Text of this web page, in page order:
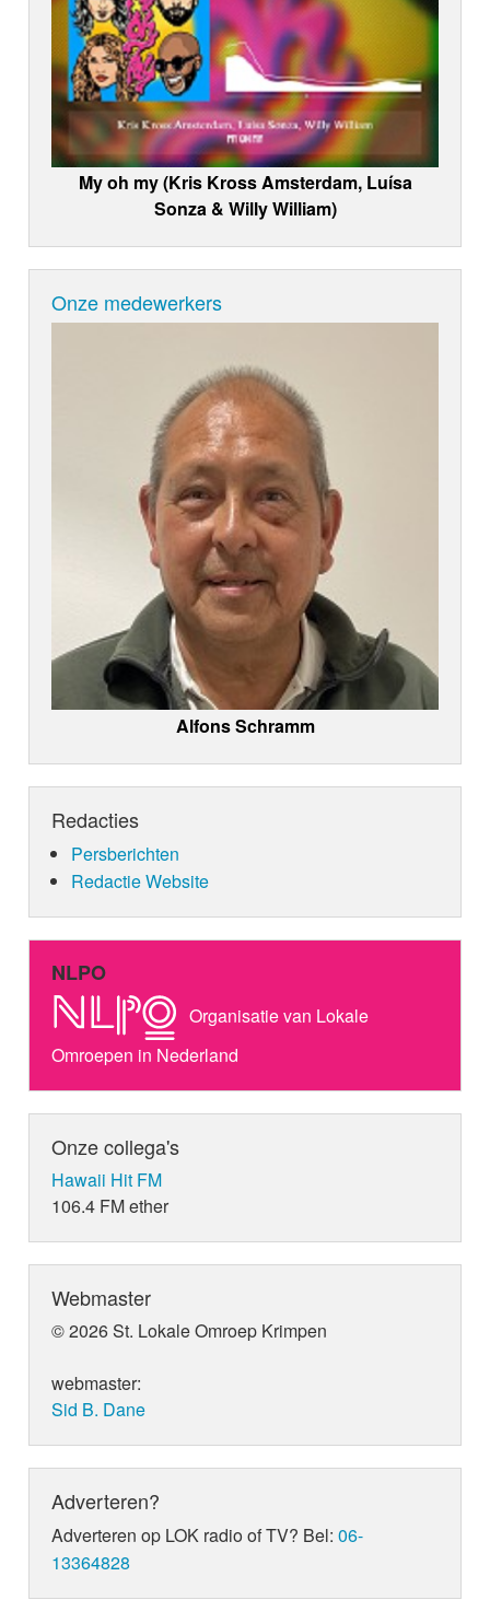
My oh my (Kris Kross Amsterdam, Luísa
Sonza & Willy William)
Onze medewerkers
Alfons Schramm
Redacties
Persberichten
Redactie Website
NLPO
Organisatie van Lokale
Omroepen in Nederland
Onze collega's
Hawaii Hit FM
106.4 FM ether
Webmaster
© 2026 St. Lokale Omroep Krimpen
webmaster:
Sid B. Dane
Adverteren?
Adverteren op LOK radio of TV? Bel:06-
13364828